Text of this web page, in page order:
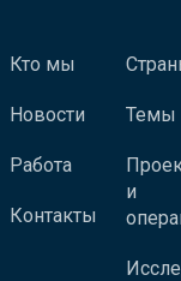
Кто мы
Новости
Работа
Контакты
Темы
и